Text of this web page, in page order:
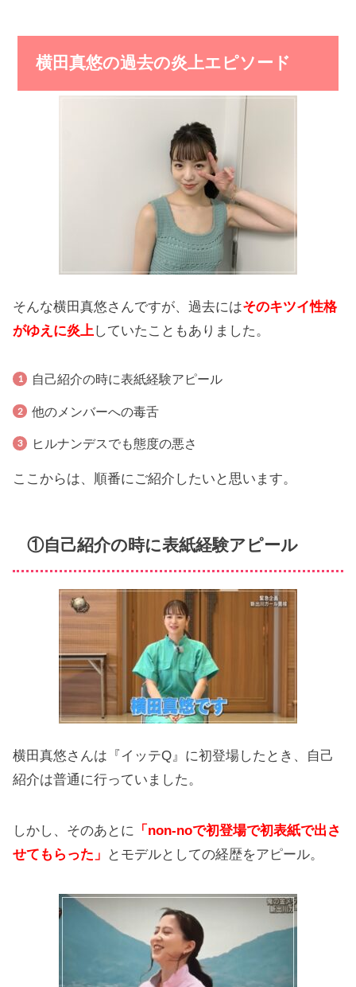
横田真悠の過去の炎上エピソード
そんな横田真悠さんですが、過去にはそのキツイ性格
がゆえに炎 上 していたこともありました。
自己紹介の時に表紙経験アピール
他のメンバーへの毒舌
ヒルナンデスでも態度の悪さ
ここからは、順番にご紹介したいと思います。
①自己紹介の時に表紙経験アピール
横田真悠さんは『イッテQ』に初登場したとき、自己
紹介は普通に行っていました。
しかし、そのあとに 「non-noで初登場で初表紙で出さ
せてもらった」 とモデルとしての経歴をアピール。